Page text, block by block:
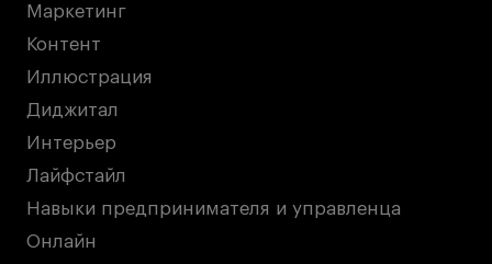
Маркетинг
Контент
Иллюстрация
Диджитал
Интерьер
Лайфстайл
Навыки предпринимателя и управленца
Онлайн